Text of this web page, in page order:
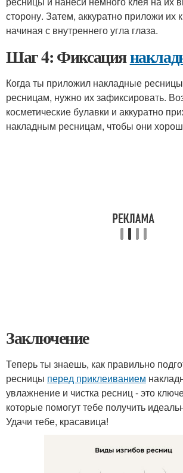
сторону. Затем, аккуратно приложи их
начиная с внутреннего угла глаза.
Шаг 4: Фиксация
Когда ты приложил накладные
ресницам, нужно их зафиксировать.
косметические булавки и аккуратно
накладным ресницам, чтобы они
Заключение
Теперь ты знаешь, как правильно
ресницы перед приклеиванием
увлажнение и чистка ресниц - это
которые помогут тебе получить
Удачи тебе, красавица!